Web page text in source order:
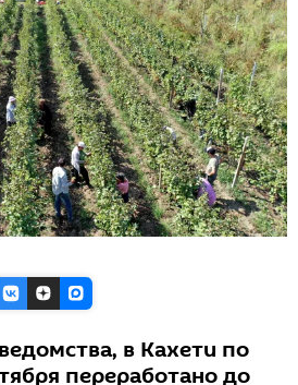
в Кахети по
переработано до